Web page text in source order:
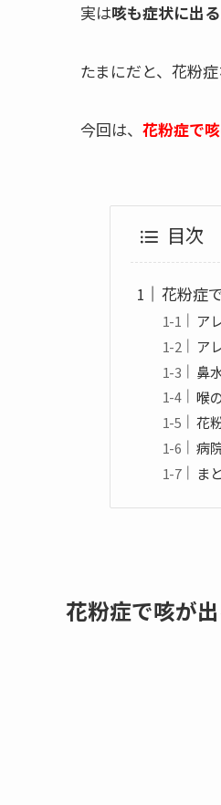
実は咳も症状に出る
たまにだと、花粉
今回は、 花粉症で
目次
花粉症
ア
ア
鼻
喉
花
病
ま
花粉症で咳が